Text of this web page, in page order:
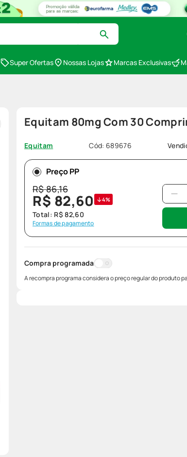
Super Ofertas Nossas Lojas Marcas Exclusivas
Equitam 80mg Com 30
Equitam Cód: 689676
Preço PP
R$86,16
R$ 82,60 4%
Total: R$ 82,60
Formas de pagamento
Compra programada
A recompra programa considera o preço regular do produto